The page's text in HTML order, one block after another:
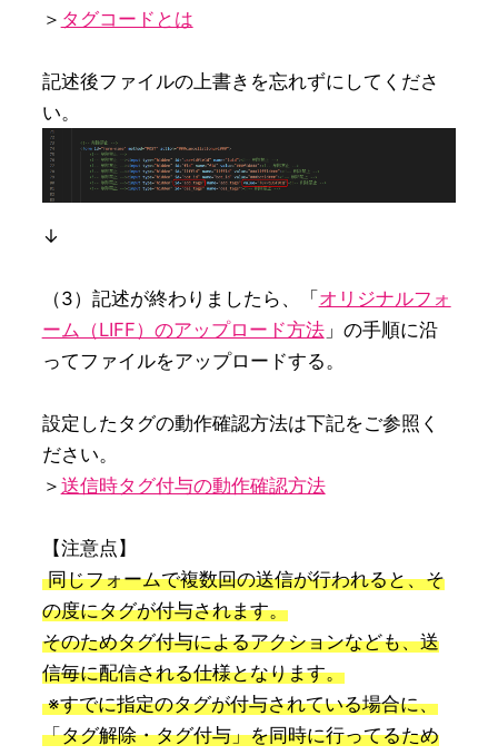
＞ タグコードとは
記述後ファイルの上書きを忘れずにしてくださ
い。
↓
（3）記述が終わりましたら、「 オリジナルフォ
ーム（LIFF）のアップロード方法」の手順に沿
ってファイルをアップロードする。
設定したタグの動作確認方法は下記をご参照く
ださい。
＞ 送信時タグ付与の動作確認方法
【注意点】
同じフォームで複数回の送信が行われると、そ
の度にタグが付与されます。
そのためタグ付与によるアクションなども、送
信毎に配信される仕様となります。
※すでに指定のタグが付与されている場合に、
「タグ解除・タグ付与」を同時に行ってるため